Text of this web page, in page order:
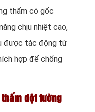
thấm có gốc
chịu nhiệt cao,
được tác động từ
hợp để chống
dột tường